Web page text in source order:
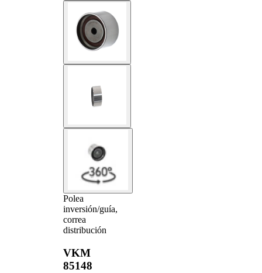
Polea
inversión/guía,
correa
distribución
VKM
85148